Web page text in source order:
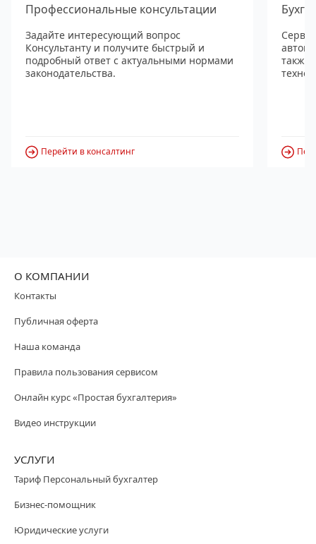
Профессиональные консультации
Задайте интересующий вопрос
Консультанту и получите быстрый и
подробный ответ с актуальными нормами
законодательства.
Перейти в консалтинг
также
О КОМПАНИИ
Контакты
Публичная оферта
Наша команда
Правила пользования сервисом
Онлайн курс «Простая бухгалтерия»
Видео инструкции
УСЛУГИ
Тариф Персональный бухгалтер
Бизнес-помощник
Юридические услуги